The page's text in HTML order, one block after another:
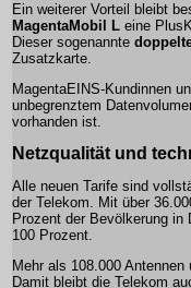
Ein weiterer Vorteil bleibt
MagentaMobil L eine
Dieser sogenannte
Zusatzkarte.
MagentaEINS-Kundinnen
unbegrenztem
vorhanden ist.
Netzqualität und
Alle neuen Tarife sind
der Telekom. Mit über
Prozent der Bevölkerung
100 Prozent.
Mehr als 108.000
Damit bleibt die Telekom